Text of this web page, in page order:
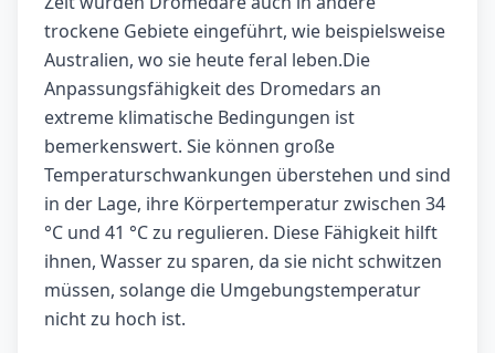
trockene Gebiete eingeführt, wie beispielsweise
Australien, wo sie heute feral leben.Die
Anpassungsfähigkeit des Dromedars an
extreme klimatische Bedingungen ist
bemerkenswert. Sie können große
Temperaturschwankungen überstehen und sind
in der Lage, ihre Körpertemperatur zwischen 34
°C und 41 °C zu regulieren. Diese Fähigkeit hilft
ihnen, Wasser zu sparen, da sie nicht schwitzen
müssen, solange die Umgebungstemperatur
nicht zu hoch ist.